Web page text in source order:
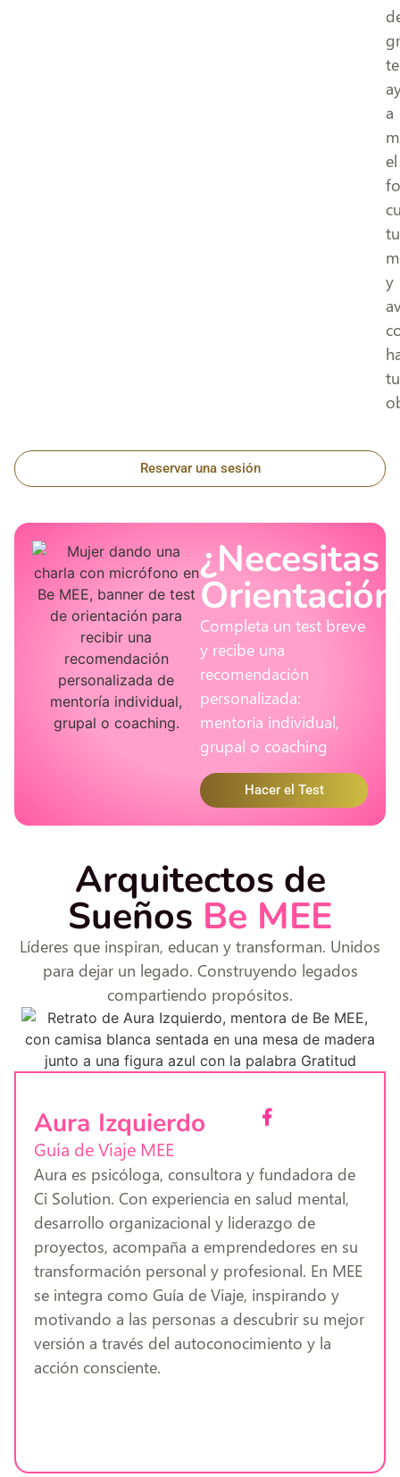
te
a
el
y
Reservar una sesión
¿Necesitas
Completa un test breve
y recibe una
recomendación
personalizada:
mentoría individual,
grupal o coaching
Hacer el Test
Arquitectos de
Sueños Be MEE
Líderes que inspiran, educan y transforman. Unidos
para dejar un legado. Construyendo legados
compartiendo propósitos.
Aura Izquierdo
Guía de Viaje MEE
Aura es psicóloga, consultora y fundadora de
Ci Solution. Con experiencia en salud mental,
desarrollo organizacional y liderazgo de
proyectos, acompaña a emprendedores en su
transformación personal y profesional. En MEE
se integra como Guía de Viaje, inspirando y
motivando a las personas a descubrir su mejor
versión a través del autoconocimiento y la
acción consciente.